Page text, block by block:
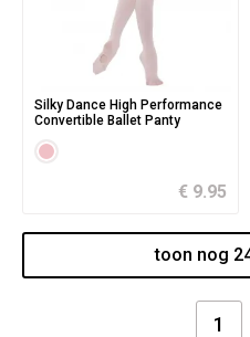
Silky Dance High Performance
Convertible Ballet Panty
€ 9.95
toon nog
1